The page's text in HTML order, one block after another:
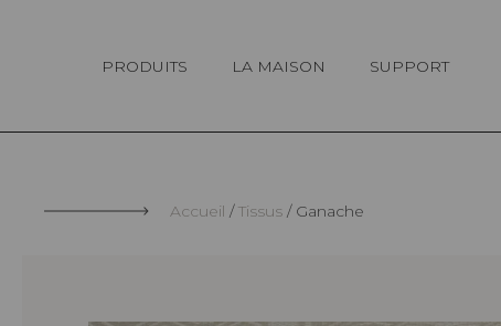
PRODUITS LA MAISON SUPPORT
Accueil Tissus Ganache